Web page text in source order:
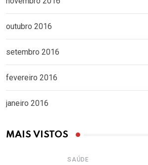
outubro 2016
setembro 2016
fevereiro 2016
janeiro 2016
MAIS VISTOS
SAÚDE